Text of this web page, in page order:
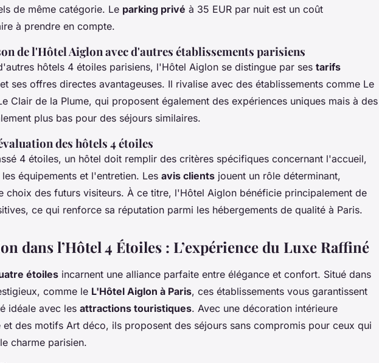
de même catégorie. Le parking privé à 35 EUR par nuit est un coût
à prendre en compte.
de l'Hôtel Aiglon avec d'autres établissements parisiens
hôtels 4 étoiles parisiens, l'Hôtel Aiglon se distingue par ses tarifs
et ses offres directes avantageuses. Il rivalise avec des établissements comme Le
Clair de la Plume, qui proposent également des expériences uniques mais à des
plus bas pour des séjours similaires.
des hôtels 4 étoiles
4 étoiles, un hôtel doit remplir des critères spécifiques concernant l'accueil,
équipements et l'entretien. Les avis clients jouent un rôle déterminant,
choix des futurs visiteurs. À ce titre, l'Hôtel Aiglon bénéficie principalement de
ce qui renforce sa réputation parmi les hébergements de qualité à Paris.
dans l’Hôtel 4 Étoiles : L’expérience du Luxe Raffiné
étoiles incarnent une alliance parfaite entre élégance et confort. Situé dans
comme le L'Hôtel Aiglon à Paris, ces établissements vous garantissent
idéale avec les attractions touristiques. Avec une décoration intérieure
et des motifs Art déco, ils proposent des séjours sans compromis pour ceux qui
charme parisien.